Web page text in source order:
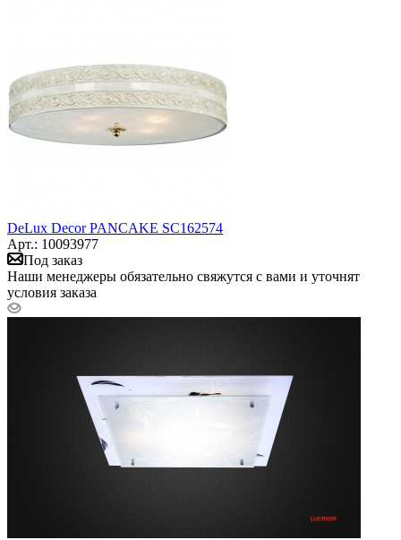
DeLux Decor PANCAKE SC162574
Арт.: 10093977
Под заказ
Наши менеджеры обязательно свяжутся с вами и уточнят
условия заказа